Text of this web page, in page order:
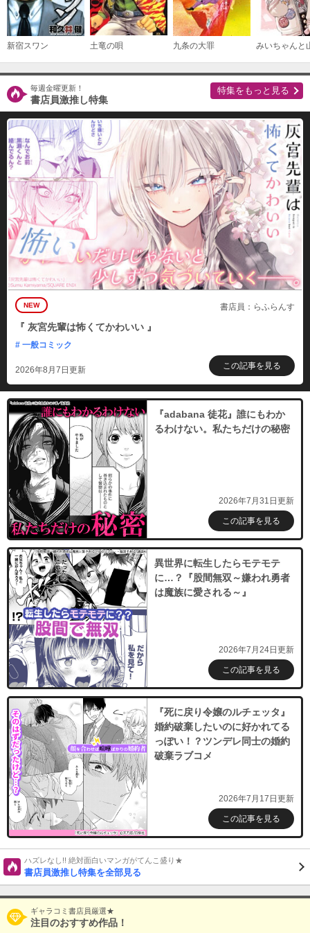
必要ポイント： 690
購入する
（１９）
購入する
（２０）
必要ポイント： 690
購入する
新宿スワン 土竜の唄 九条の大罪
毎週金曜更新！
書店員激推し特集
特集をもっと見る
NEW 書店員：らふらんす
『 灰宮先輩は怖くてかわいい 』
# 一般コミック
2026年8月7日更新 この記事を見る
『adabana 徒花』誰にもわか
るわけない。私たちだけの秘密
2026年7月31日更新
この記事を見る
異世界に転生したらモテモテ
に…？『股間無双～嫌われ勇者
は魔族に愛される～』
2026年7月24日更新
この記事を見る
『死に戻り令嬢のルチェッタ』
婚約破棄したいのに好かれてる
っぽい！？ツンデレ同士の婚約
破棄ラブコメ
2026年7月17日更新
この記事を見る
ハズレなし!! 絶対面白いマンガがてんこ盛り★
書店員激推し特集を全部見る
ギャラコミ書店員厳選★
注目のおすすめ作品！